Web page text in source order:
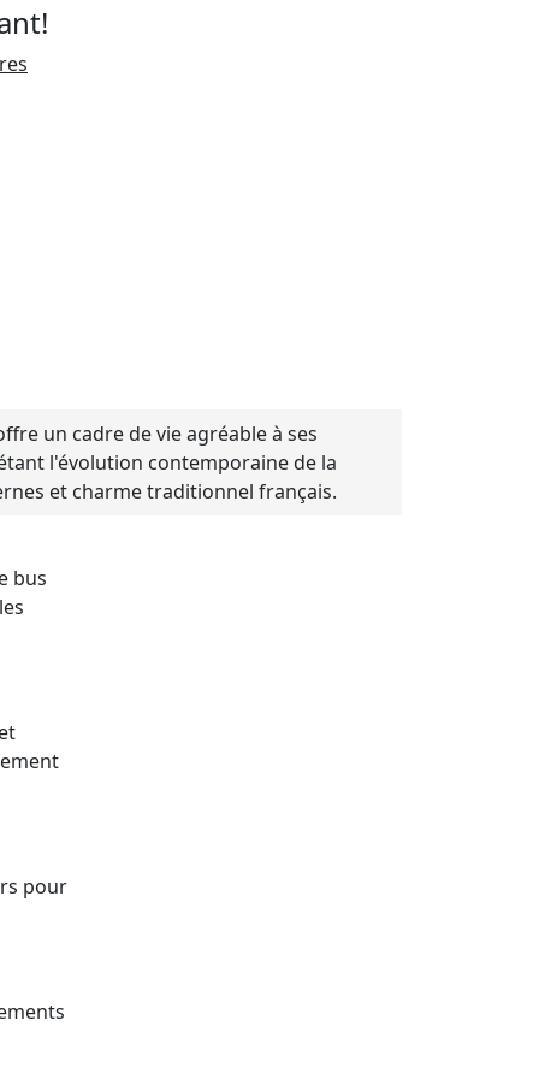
un cadre de vie agréable à ses
l'évolution contemporaine de la
et charme traditionnel français.
bus
pour